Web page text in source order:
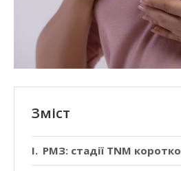
Зміст
РМЗ: стадії TNM коротко